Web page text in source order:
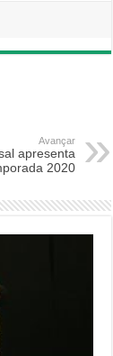
Avançar
apresenta
2020